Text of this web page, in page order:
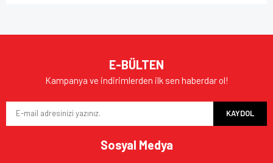
E-BÜLTEN
Kampanya ve indirimlerden ilk sen haberdar ol!
KAYDOL
Sosyal Medya